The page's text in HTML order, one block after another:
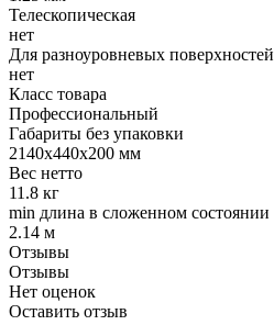
Телескопическая
нет
Для разноуровневых поверхностей
нет
Класс товара
Профессиональный
Габариты без упаковки
2140х440х200 мм
Вес нетто
11.8 кг
min длина в сложенном состоянии
2.14 м
Отзывы
Отзывы
Нет оценок
Оставить отзыв